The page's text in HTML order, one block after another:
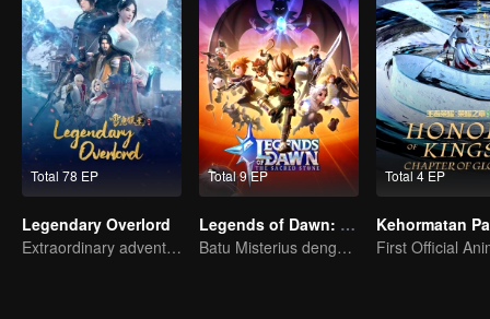
Total 78 EP
Legendary Overlord
Extraordinary adventure, a teenager reborn from adversity.
Total 9 EP
Legends of Dawn: Batu Bertuah
Batu Misterius dengan Kekuatan Dahsyat
Total 4 EP